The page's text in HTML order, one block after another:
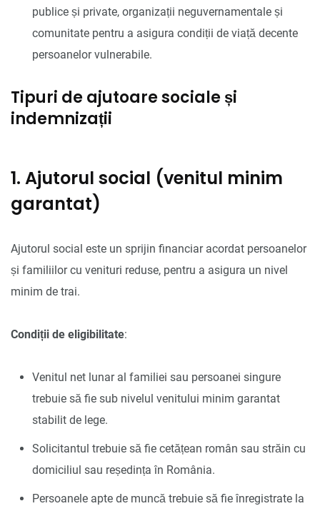
publice și private, organizații neguvernamentale și
comunitate pentru a asigura condiții de viață decente
persoanelor vulnerabile.
Tipuri de ajutoare sociale și
indemnizații
1. Ajutorul social (venitul minim
garantat)
Ajutorul social este un sprijin financiar acordat persoanelor
și familiilor cu venituri reduse, pentru a asigura un nivel
minim de trai.
Condiții de eligibilitate:
Venitul net lunar al familiei sau persoanei singure
trebuie să fie sub nivelul venitului minim garantat
stabilit de lege.
Solicitantul trebuie să fie cetățean român sau străin cu
domiciliul sau reședința în România.
Persoanele apte de muncă trebuie să fie înregistrate la